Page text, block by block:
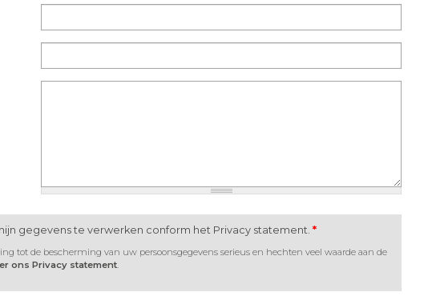
gegevens te verwerken conform het Privacy statement. *
tot de bescherming van uw persoonsgegevens serieus en hechten veel waarde aan de
ons Privacy statement